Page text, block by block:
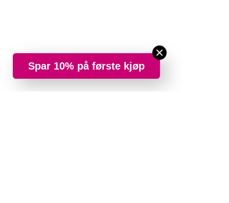
Spar 10% på første kjøp